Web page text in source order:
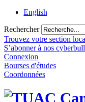
English
Rechercher
Trouvez votre section
S’abonner à nos
Connexion
Bourses d'études
Coordonnées